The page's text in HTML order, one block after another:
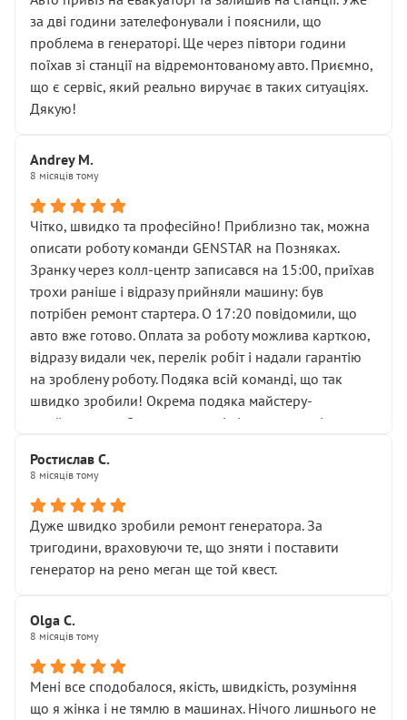
чіткого пояснення
( ну все зняли та доробили) дякую!
Окремий момент, який виглядає абсурдно:
мені заявили, що бачок гальмівної рідини потрібно
міняти разом із головним гальмівним циліндром у
Для людини, яка хоча б трохи розуміється на техніці,
це звучить як мінімум непрофесійно, а як максимум —
спроба продати дорогий вузол замість елементарних
ущільнювачів.
Що прикро — це не перший мій візит. Раніше міняв у
вас стартер, і тоді сервіс наче справив хороше
враження. Але згодом знайшов декілька гайок під
лобовим склом. Мені пояснили, що це “старі гайки, які
відкручували”, і попросили не хвилюватися. ( надіюсь
новий власник, не застяг в полі))
Але після нинішнього візиту такі дрібниці вже не
здаються дрібницями.
Я — клієнт, який працює на довірі, і саме її цей сервіс
Хотілося б більше:
• належної уваги до авто
• прозорості в роботах і рахунках
• реальної діагностики, а не формального
“подивились і поїхав”
На жаль, складається враження, що сервіс працює не
Стосовно комунікації - все добре
за дві години зателефонували і пояснили, що
проблема в генераторі. Ще через півтори години
поїхав зі станції на відремонтованому авто. Приємно,
що є сервіс, який реально виручає в таких ситуаціях.
Дякую!
Andrey M.
8 місяців тому
Чітко, швидко та професійно! Приблизно так, можна
описати роботу команди GENSTAR на Позняках.
Зранку через колл-центр записався на 15:00, приїхав
трохи раніше і відразу прийняли машину: був
потрібен ремонт стартера. О 17:20 повідомили, що
авто вже готово. Оплата за роботу можлива карткою,
відразу видали чек, перелік робіт і надали гарантію
на зроблену роботу. Подяка всій команді, що так
швидко зробили! Окрема подяка майстеру-
приймальнику Олександру: всі чітко та по суті.
звертатися до цього автосервісу.
Ростислав С.
8 місяців тому
Дуже швидко зробили ремонт генератора. За
тригодини, враховуючи те, що зняти і поставити
генератор на рено меган ще той квест.
Olga С.
8 місяців тому
Мені все сподобалося, якість, швидкість, розуміння
що я жінка і не тямлю в машинах. Нічого лишнього не